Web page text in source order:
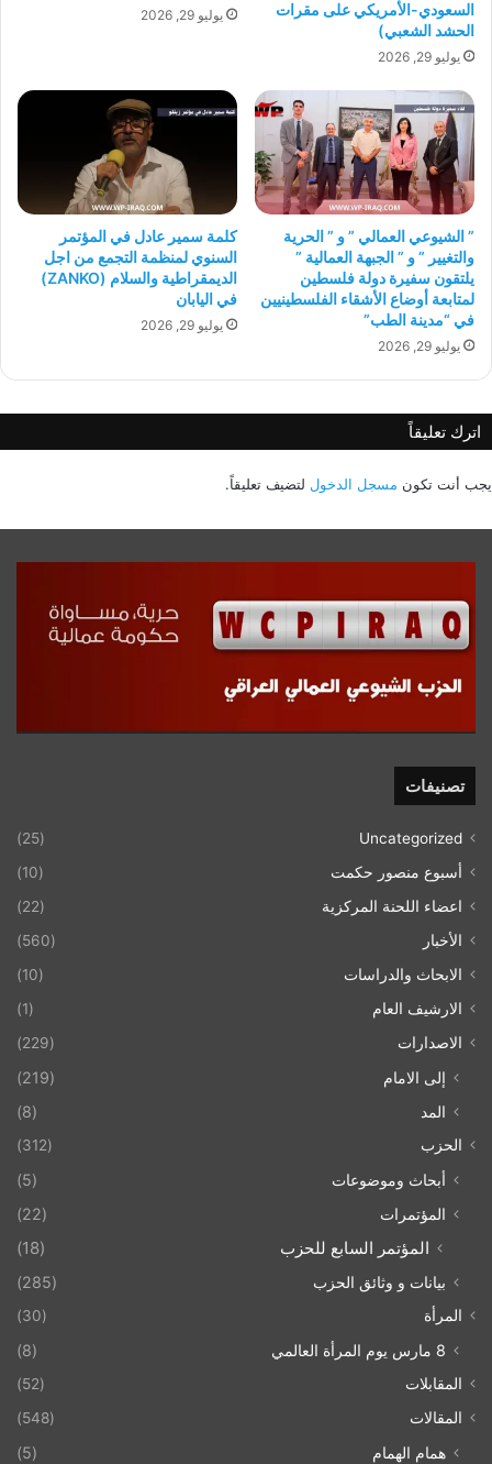
السعودي-الأمريكي على مقرات
الحشد الشعبي)
يوليو 29, 2026
يوليو 29, 2026
” الشيوعي العمالي ” و ” الحرية
والتغيير ” و ” الجبهة العمالية ”
يلتقون سفيرة دولة فلسطين
لمتابعة أوضاع الأشقاء الفلسطينيين
في “مدينة الطب”
يوليو 29, 2026
كلمة سمير عادل في المؤتمر
السنوي لمنظمة التجمع من اجل
الديمقراطية والسلام (ZANKO)
في اليابان
يوليو 29, 2026
اترك تعليقاً
يجب أنت تكون مسجل الدخول لتضيف تعليقاً.
تصنيفات
Uncategorized
(25)
أسبوع منصور حكمت
(10)
اعضاء اللحنة المركزية
(22)
الأخبار
(560)
الابحاث والدراسات
(10)
الارشيف العام
(1)
الاصدارات
(229)
إلى الامام
(219)
المد
(8)
الحزب (312)
أبحاث وموضوعات
(5)
المؤتمرات
(22)
المؤتمر السابع للحزب (18)
بيانات و وثائق الحزب (285)
المرأة (30)
8 مارس يوم المرأة العالمي (8)
المقابلات
(52)
المقالات
(548)
همام الهمام (5)